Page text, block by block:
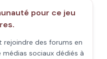
pour ce jeu
rejoindre des forums en
sociaux dédiés à